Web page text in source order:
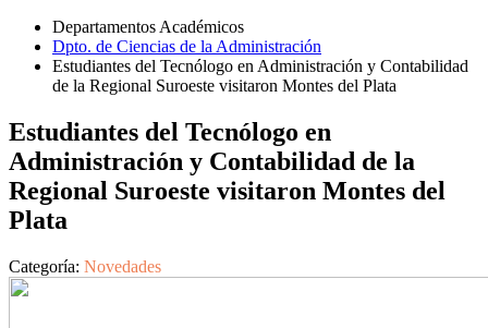
Departamentos Académicos
Dpto. de Ciencias de la Administración
Estudiantes del Tecnólogo en Administración y Contabilidad
de la Regional Suroeste visitaron Montes del Plata
Estudiantes del Tecnólogo en
Administración y Contabilidad de la
Regional Suroeste visitaron Montes del
Plata
Categoría: Novedades